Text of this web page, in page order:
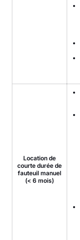
Location de
courte durée de
fauteuil manuel
(< 6 mois)